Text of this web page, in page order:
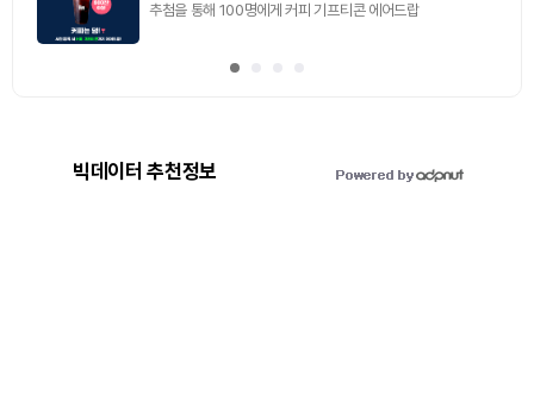
추첨을 통해 100명에게 커피 기프티콘 에어드랍
빅데이터 추천정보